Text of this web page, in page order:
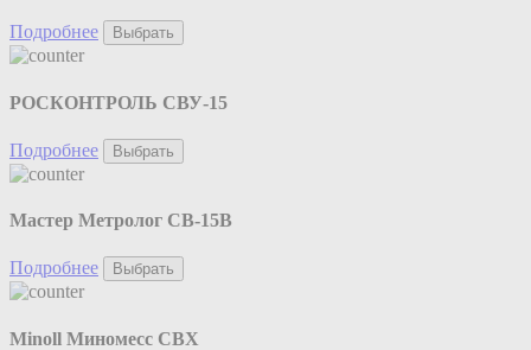
Подробнее Выбрать
РОСКОНТРОЛЬ СВУ-15
Подробнее Выбрать
Мастер Метролог СВ-15В
Подробнее Выбрать
Minoll Миномесс СВХ